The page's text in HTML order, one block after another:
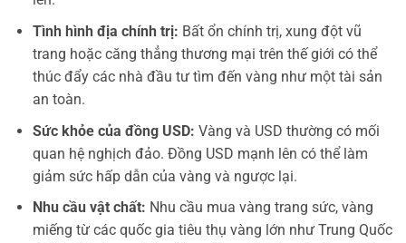
Tình hình địa chính trị: Bất ổn chính trị, xung đột vũ
trang hoặc căng thẳng thương mại trên thế giới có thể
thúc đẩy các nhà đầu tư tìm đến vàng như một tài sản
an toàn.
Sức khỏe của đồng USD: Vàng và USD thường có mối
quan hệ nghịch đảo. Đồng USD mạnh lên có thể làm
giảm sức hấp dẫn của vàng và ngược lại.
Nhu cầu vật chất: Nhu cầu mua vàng trang sức, vàng
miếng từ các quốc gia tiêu thụ vàng lớn như Trung Quốc